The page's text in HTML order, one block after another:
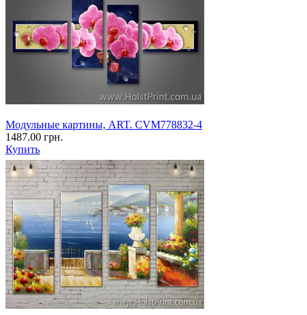
Модульные картины, ART. CVM778832-4
1487.00 грн.
Купить